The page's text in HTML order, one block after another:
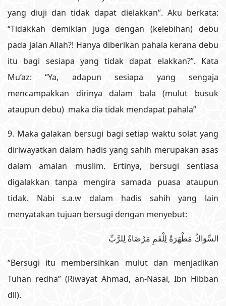
yang diuji dan tidak dapat dielakkan”. Aku berkata:
“Tidakkah demikian juga dengan (kelebihan) debu
pada jalan Allah?! Hanya diberikan pahala kerana debu
itu bagi sesiapa yang tidak dapat elakkan?”. Kata
Mu’az: “Ya, adapun sesiapa yang sengaja
mencampakkan dirinya dalam bala (mulut busuk
ataupun debu) maka dia tidak mendapat pahala”
9. Maka galakan bersugi bagi setiap waktu solat yang
diriwayatkan dalam hadis yang sahih merupakan asas
dalam amalan muslim. Ertinya, bersugi sentiasa
digalakkan tanpa mengira samada puasa ataupun
tidak. Nabi s.a.w dalam hadis sahih yang lain
menyatakan tujuan bersugi dengan menyebut:
السِّوَاكُ مَطْهَرَةٌ لِلْفَمِ مَرْضَاةٌ لِلرَّبِّ
“Bersugi itu membersihkan mulut dan menjadikan
Tuhan redha” (Riwayat Ahmad, an-Nasai, Ibn Hibban
dll).